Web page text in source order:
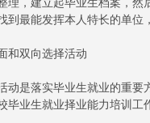
理，建立起毕业生档案，
到最能发挥本人特长的单位
双向选择活动
是落实毕业生就业的重要
毕业生就业择业能力培训